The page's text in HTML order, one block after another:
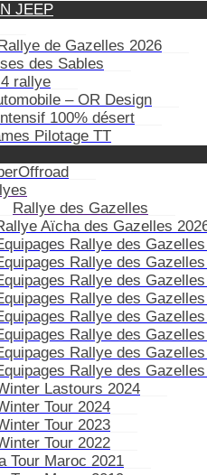
JEEP
de Gazelles 2026
des Sables
rallye
– OR Design
100% désert
Pilotage TT
Rallye des Gazelles
Aïcha des Gazelles
Rallye des
Rallye des
Rallye des
Rallye des
Rallye des
Rallye des
Rallye des
Rallye des
Lastours 2024
Tour 2024
Tour 2023
Tour 2022
Tour Maroc 2021